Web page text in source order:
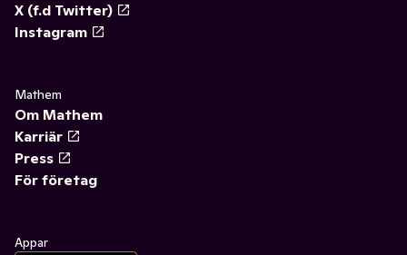
X (f.d Twitter)
Instagram
Mathem
Om Mathem
Karriär
Press
För företag
Appar